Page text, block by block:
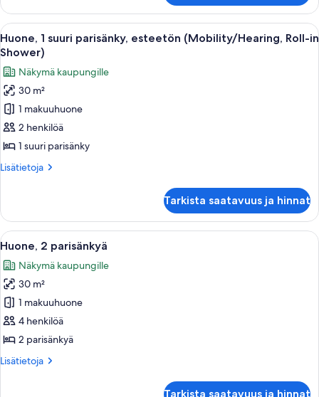
suuri
parisänky,
esteetön,
kylpyamme
(Mobility/Hearing)
Avaa
kaikki
huonetyypin
Huone,
1
suuri
parisänky,
esteetön
(Mobility/Hearing,
Shower)
kuvat
Hotellihuone, jossa on sänky,
8
Huone, 1 suuri parisänky, esteetön (Mobility/Hearing, Roll-in
Shower)
Näkymä kaupungille
30 m²
1 makuuhuone
2 henkilöä
1 suuri parisänky
Lisätietoja
Lisätietoja
suuri
parisänky,
esteetön
(Mobility/Hearing,
Roll-
in
Shower)
Tarkista saatavuus ja hinnat
Avaa
kaikki
huonetyypin
Huone,
2
parisänkyä
kuvat
Hotellihuone, jossa on kaksi sänkyä,
8
Huone, 2 parisänkyä
Näkymä kaupungille
30 m²
1 makuuhuone
4 henkilöä
2 parisänkyä
Lisätietoja
Lisätietoja
Tarkista saatavuus ja hinnat